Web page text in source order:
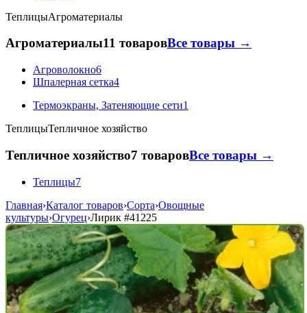
ТеплицыАгроматериалы
Агроматериалы11 товаровВсе товары →
Агроволокно6
Шпалерная сетка4
Термоэкраны, Затеняющие сети1
ТеплицыТепличное хозяйство
Тепличное хозяйство7 товаровВсе товары →
Теплицы7
Главная›Каталог товаров›Сорта›Овощные
культуры›Огурец›Лирик #41225